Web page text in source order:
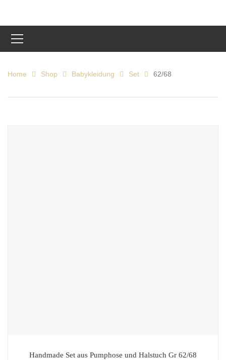
Home Shop Babykleidung Set 62/68
Handmade Set aus Pumphose und Halstuch Gr 62/68